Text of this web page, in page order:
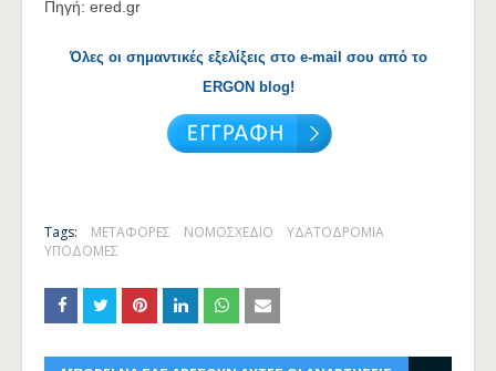
Πηγή: ered.gr
Όλες οι σημαντικές εξελίξεις στο e-mail σου από το
ERGON blog!
Tags: ΜΕΤΑΦΟΡΕΣ ΝΟΜΟΣΧΕΔΙΟ
ΥΔΑΤΟΔΡΟΜΙΑ
ΥΠΟΔΟΜΕΣ